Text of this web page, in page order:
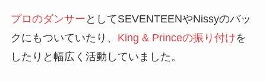
プロのダンサー としてSEVENTEENやNissyのバッ
クにもついていたり、 King & Princeの振り付けを
したりと幅広く活動していました。